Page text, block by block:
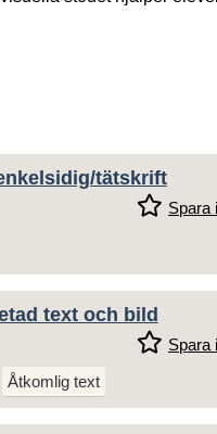
tätskrift
Spara
text och bild
Spara
Åtkomlig text